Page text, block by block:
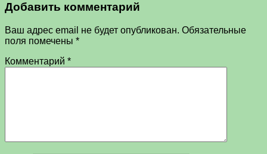
Добавить комментарий
Ваш адрес email не будет опубликован. Обязательные
поля помечены *
Комментарий *